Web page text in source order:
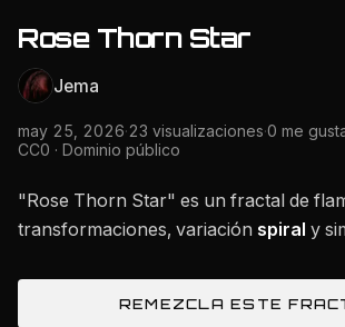
Rose Thorn Star
Jema
may 25, 2026·23 visualizaciones·0 me
CC0 · Dominio público
"Rose Thorn Star" es un fractal de
transformaciones, variación spiral y
REMEZCLA ESTE